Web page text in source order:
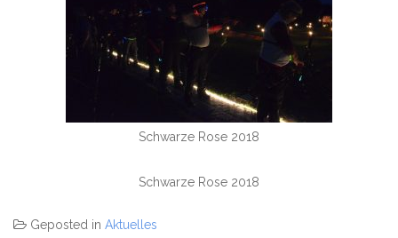
Schwarze Rose 2018
Schwarze Rose 2018
Geposted in Aktuelles